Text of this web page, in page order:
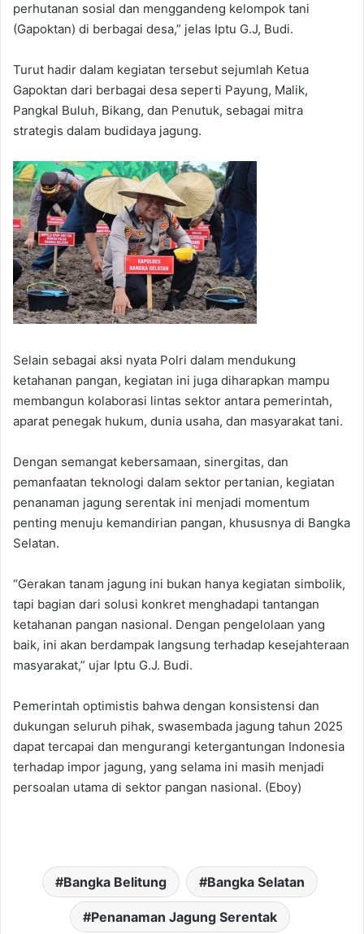
perhutanan sosial dan menggandeng kelompok tani
(Gapoktan) di berbagai desa,” jelas Iptu G.J, Budi.
Turut hadir dalam kegiatan tersebut sejumlah Ketua
Gapoktan dari berbagai desa seperti Payung, Malik,
Pangkal Buluh, Bikang, dan Penutuk, sebagai mitra
strategis dalam budidaya jagung.
Selain sebagai aksi nyata Polri dalam mendukung
ketahanan pangan, kegiatan ini juga diharapkan mampu
membangun kolaborasi lintas sektor antara pemerintah,
aparat penegak hukum, dunia usaha, dan masyarakat tani.
Dengan semangat kebersamaan, sinergitas, dan
pemanfaatan teknologi dalam sektor pertanian, kegiatan
penanaman jagung serentak ini menjadi momentum
penting menuju kemandirian pangan, khususnya di Bangka
Selatan.
“Gerakan tanam jagung ini bukan hanya kegiatan simbolik,
tapi bagian dari solusi konkret menghadapi tantangan
ketahanan pangan nasional. Dengan pengelolaan yang
baik, ini akan berdampak langsung terhadap kesejahteraan
masyarakat,” ujar Iptu G.J. Budi.
Pemerintah optimistis bahwa dengan konsistensi dan
dukungan seluruh pihak, swasembada jagung tahun 2025
dapat tercapai dan mengurangi ketergantungan Indonesia
terhadap impor jagung, yang selama ini masih menjadi
persoalan utama di sektor pangan nasional. (Eboy)
Bangka Belitung Bangka Selatan
Penanaman Jagung Serentak